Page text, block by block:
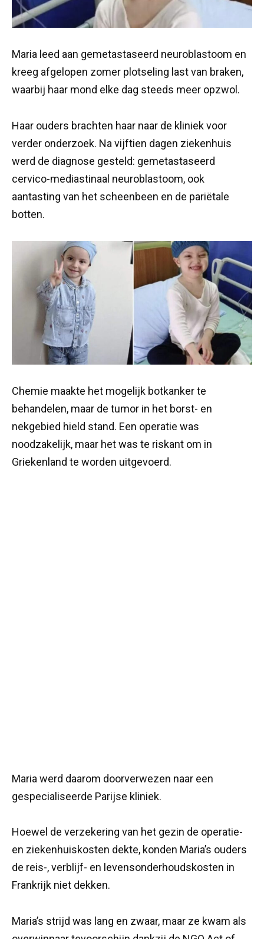
Maria leed aan gemetastaseerd neuroblastoom en
kreeg afgelopen zomer plotseling last van braken,
waarbij haar mond elke dag steeds meer opzwol.
Haar ouders brachten haar naar de kliniek voor
verder onderzoek. Na vijftien dagen ziekenhuis
werd de diagnose gesteld: gemetastaseerd
cervico-mediastinaal neuroblastoom, ook
aantasting van het scheenbeen en de pariëtale
botten.
Chemie maakte het mogelijk botkanker te
behandelen, maar de tumor in het borst- en
nekgebied hield stand. Een operatie was
noodzakelijk, maar het was te riskant om in
Griekenland te worden uitgevoerd.
Maria werd daarom doorverwezen naar een
gespecialiseerde Parijse kliniek.
Hoewel de verzekering van het gezin de operatie-
en ziekenhuiskosten dekte, konden Maria’s ouders
de reis-, verblijf- en levensonderhoudskosten in
Frankrijk niet dekken.
Maria’s strijd was lang en zwaar, maar ze kwam als